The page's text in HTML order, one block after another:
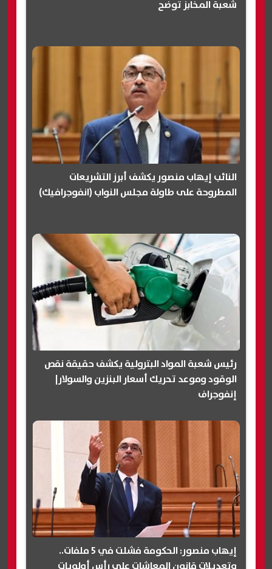
شعبة المخابز توضح
النائب إيهاب منصور يكشف أبرز التشريعات
المطروحة على طاولة مجلس النواب (انفوجرافيك)
رئيس شعبة المواد البترولية يكشف حقيقة نقص
الوقود وموعد تحريك أسعار البنزين والسولار|
إنفوجراف
إيهاب منصور: الحكومة فشلت في 5 ملفات..